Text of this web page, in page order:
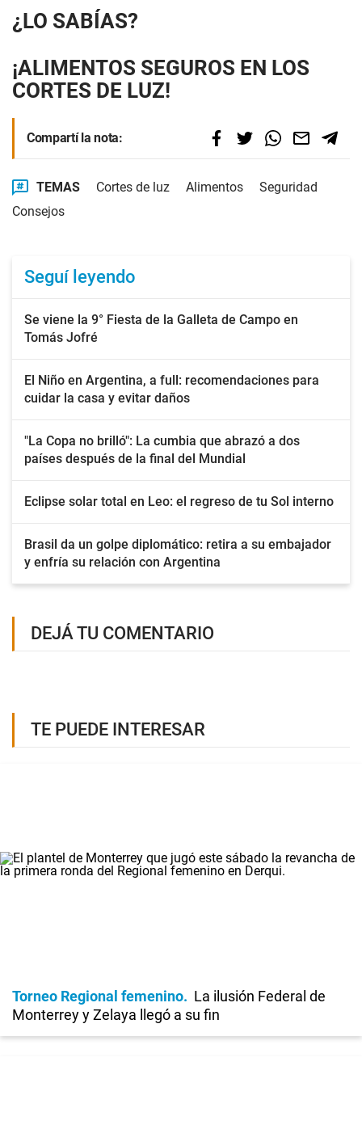
¿LO SABÍAS?
¡ALIMENTOS SEGUROS EN LOS
CORTES DE LUZ!
Compartí la nota:
TEMAS Cortes de luz Alimentos
Seguridad
Consejos
Seguí leyendo
Se viene la 9° Fiesta de la Galleta de Campo en
Tomás Jofré
El Niño en Argentina, a full: recomendaciones para
cuidar la casa y evitar daños
"La Copa no brilló": La cumbia que abrazó a dos
países después de la final del Mundial
Eclipse solar total en Leo: el regreso de tu Sol interno
Brasil da un golpe diplomático: retira a su embajador
y enfría su relación con Argentina
DEJÁ TU COMENTARIO
TE PUEDE INTERESAR
Torneo Regional femenino
La ilusión Federal de
Monterrey y Zelaya llegó a su fin